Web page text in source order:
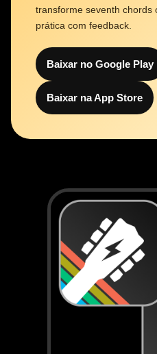
transforme seventh chords
prática com feedback.
Baixar no Google Play
Baixar na App Store